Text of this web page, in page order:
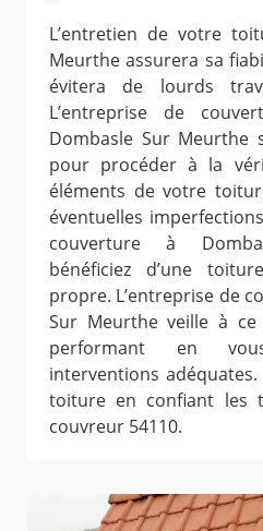
L’entretien de votre
Meurthe assurera sa
évitera de lourds
L’entreprise de
Dombasle Sur
pour procéder à la
éléments de votre
éventuelles
couverture à
bénéficiez d’une
propre. L’entreprise de
Sur Meurthe veille à
performant en
interventions
toiture en confiant les
couvreur 54110.